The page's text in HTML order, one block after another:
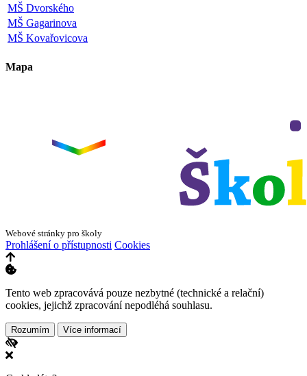
MŠ Dvorského
MŠ Gagarinova
MŠ Kovařovicova
Mapa
Webové stránky pro školy
Prohlášení o přístupnosti Cookies
Tento web zpracovává pouze nezbytné (technické a relační)
cookies, jejichž zpracování nepodléhá souhlasu.
Rozumím Více informací